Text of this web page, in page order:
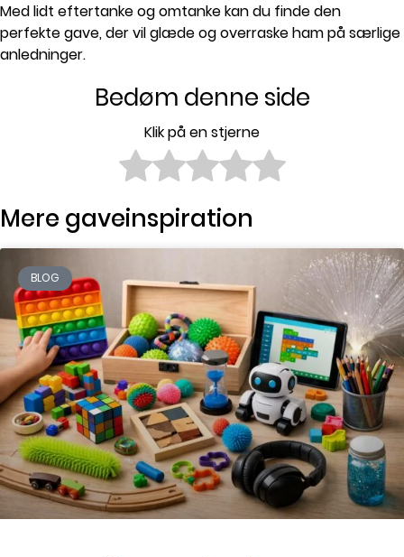
Med lidt eftertanke og omtanke kan du finde den
perfekte gave, der vil glæde og overraske ham på særlige
anledninger.
Bedøm denne side
Klik på en stjerne
Mere gaveinspiration
BLOG